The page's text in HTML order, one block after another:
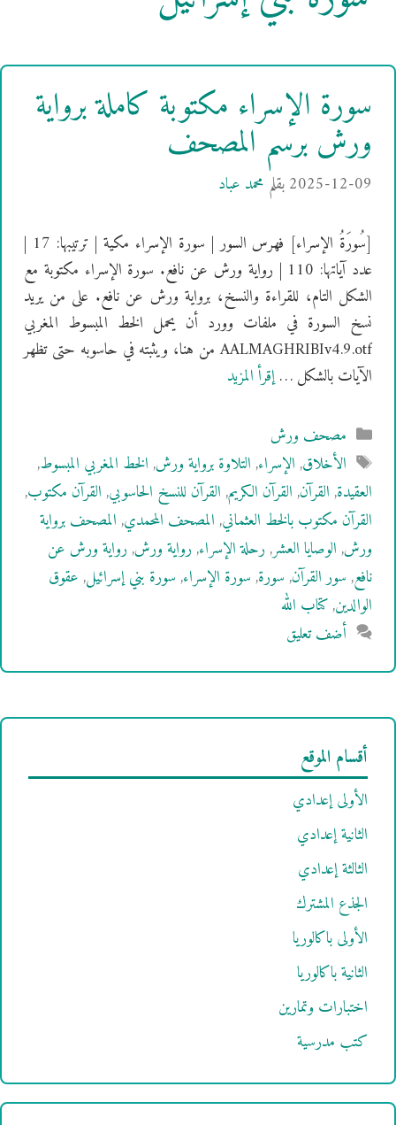
سورة الإسراء مكتوبة كاملة برواية
ورش برسم المصحف
2025-12-09بقلم محمد عباد
[سُورَةُ الإسراء] فهرس السور | سورة الإسراء مكية | ترتيبها: 17 |
عدد آياتها: 110 | رواية ورش عن نافع. سورة الإسراء مكتوبة مع
الشكل التام، للقراءة والنسخ، برواية ورش عن نافع. على من يريد
نسخ السورة في ملفات وورد أن يحمل الخط المبسوط المغربي
AALMAGHRIBIv4.9.otf من هنا، ويثبته في حاسوبه حتى تظهر
الآيات بالشكل …إقرأ المزيد
التصنيفات
مصحف ورش
الوسوم
الأخلاق,الإسراء,التلاوة برواية ورش,الخط المغربي المبسوط,
العقيدة,القرآن,القرآن الكريم,القرآن للنسخ الحاسوبي,القرآن مكتوب,
القرآن مكتوب بالخط العثماني,المصحف المحمدي,المصحف برواية
ورش,الوصايا العشر,رحلة الإسراء,رواية ورش,رواية ورش عن
نافع,سور القرآن,سورة,سورة الإسراء,سورة بني إسرائيل,عقوق
الوالدين,كتاب الله
أضف تعليق
أقسام الموقع
الأولى إعدادي
الثانية إعدادي
الثالثة إعدادي
الجذع المشترك
الأولى باكالوريا
الثانية باكالوريا
اختبارات وتمارين
كتب مدرسية